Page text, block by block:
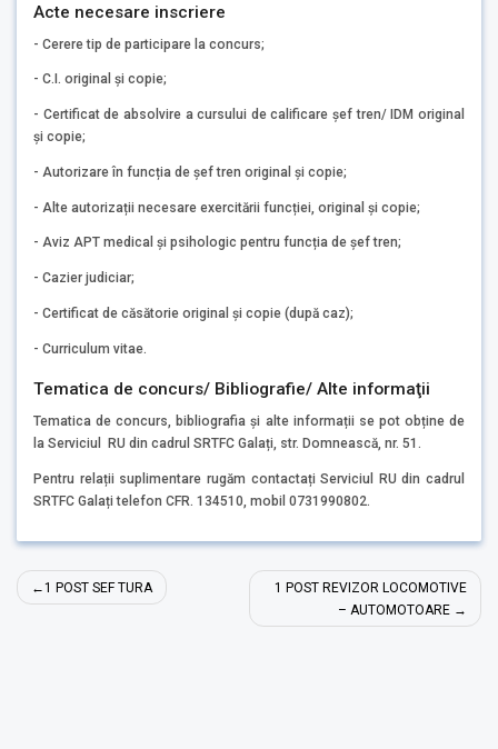
Acte necesare inscriere
- Cerere tip de participare la concurs;
- C.I. original și copie;
- Certificat de absolvire a cursului de calificare șef tren/ IDM original
și copie;
- Autorizare în funcția de șef tren original și copie;
- Alte autorizații necesare exercitării funcției, original și copie;
- Aviz APT medical și psihologic pentru funcția de șef tren;
- Cazier judiciar;
- Certificat de căsătorie original și copie (după caz);
- Curriculum vitae.
Tematica de concurs/ Bibliografie/ Alte informaţii
Tematica de concurs, bibliografia și alte informații se pot obține de
la Serviciul RU din cadrul SRTFC Galați, str. Domnească, nr. 51.
Pentru relații suplimentare rugăm contactați Serviciul RU din cadrul
SRTFC Galați telefon CFR. 134510, mobil 0731990802.
Navigare
în
1 POST SEF TURA
1 POST REVIZOR LOCOMOTIVE
– AUTOMOTOARE